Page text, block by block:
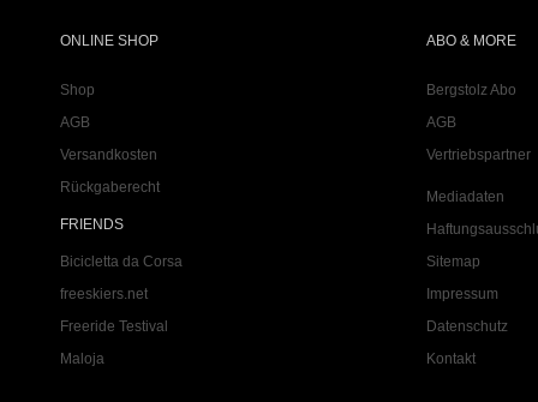
ONLINE SHOP
Shop
AGB
Versandkosten
Rückgaberecht
FRIENDS
Bicicletta da Corsa
freeskiers.net
Freeride Testival
Maloja
ABO & MORE
Bergstolz Abo
AGB
Vertriebspartner
Mediadaten
Sitemap
Impressum
Datenschutz
Kontakt